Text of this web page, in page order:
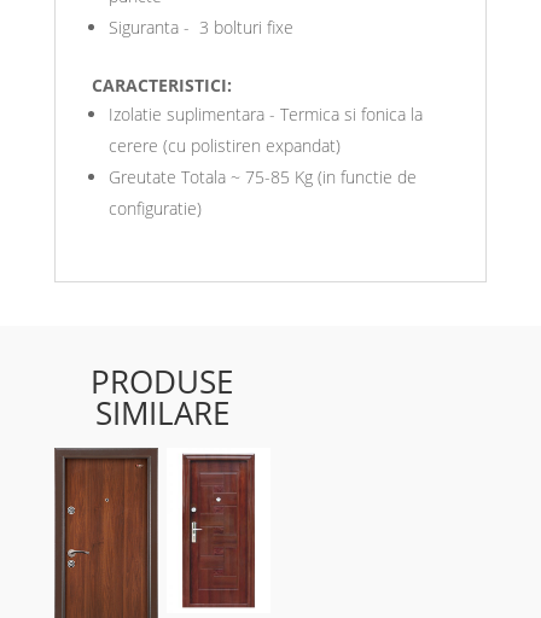
Siguranta - 3 bolturi fixe
CARACTERISTICI:
Izolatie suplimentara - Termica si fonica la
cerere (cu polistiren expandat)
Greutate Totala ~ 75-85 Kg (in functie de
configuratie)
PRODUSE
SIMILARE